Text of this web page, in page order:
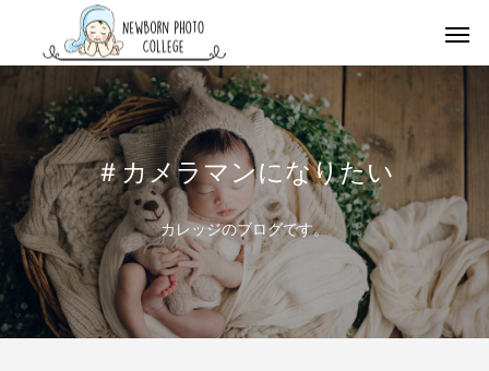
＃カメラマンになりたい
カレッジのブログです。